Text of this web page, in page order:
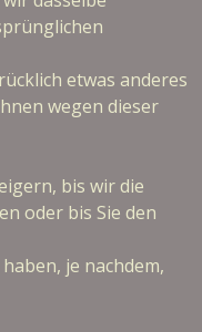
etwas anderes
wegen dieser
bis wir die
oder bis Sie den
je nachdem,